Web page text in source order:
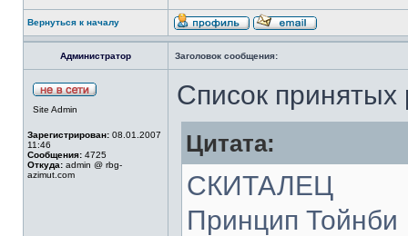
Вернуться к началу
Администратор Заголовок сообщения:
Site Admin
Зарегистрирован: 08.01.2007
11:46
Сообщения: 4725
Откуда: admin @ rbg-
azimut.com
Список принятых
Цитата:
СКИТАЛЕЦ
Принцип Тойнби